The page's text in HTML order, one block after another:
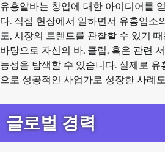
유흥알바는 창업에 대한 아이디어를
다. 직접 현장에서 일하면서 유흥업소
도, 시장의 트렌드를 관찰할 수 있기
바탕으로 자신의 바, 클럽, 혹은 관련
능성을 탐색할 수 있습니다. 실제로
으로 성공적인 사업가로 성장한 사례
글로벌 경력